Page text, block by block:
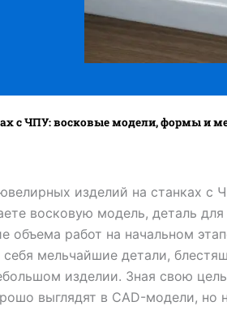
с ЧПУ: восковые модели, формы и
изделий на станках с
восковую модель, деталь
объема работ на начальном
мельчайшие детали,
изделии. Зная свою
выглядят в CAD-модели, но